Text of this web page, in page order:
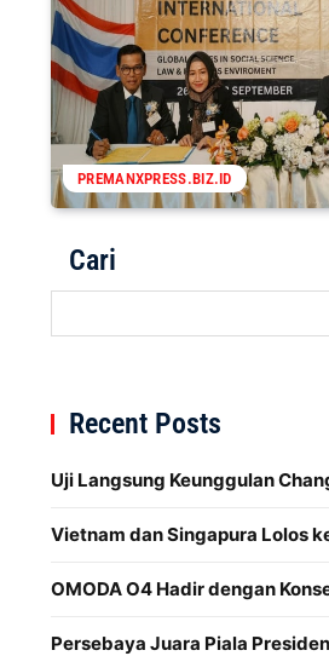
PREMANXPRESS.BIZ.ID
Cari
Recent Posts
Uji Langsung Keunggulan
Vietnam dan Singapura Lolos
OMODA O4 Hadir dengan
Persebaya Juara Piala